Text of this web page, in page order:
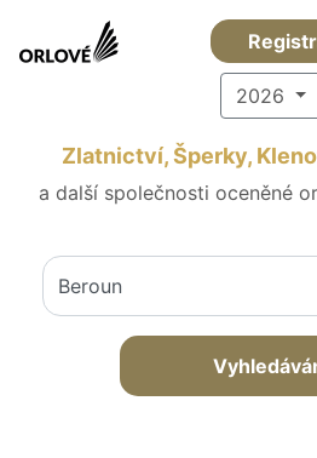
2026
Zlatnictví, Šperky,
a další společnosti oceněné